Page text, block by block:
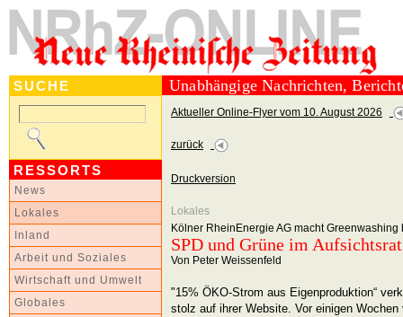
SUCHE
RESSORTS
News
Lokales
Inland
Arbeit und Soziales
Wirtschaft und Umwelt
Globales
Unabhängige Nachrichten,
Aktueller Online-Flyer vom 10. August 2026
zurück
Druckversion
Lokales
Kölner RheinEnergie AG macht
SPD und Grüne im
Von Peter Weissenfeld
"15% ÖKO-Strom aus Eigenproduktion“
stolz auf ihrer Website. Vor einigen